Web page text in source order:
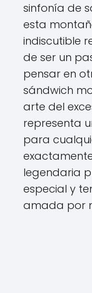
sinfonía de
esta
indiscutible
de ser un
pensar en
sándwich
arte del
representa
para
legendaria
especial y
amada por